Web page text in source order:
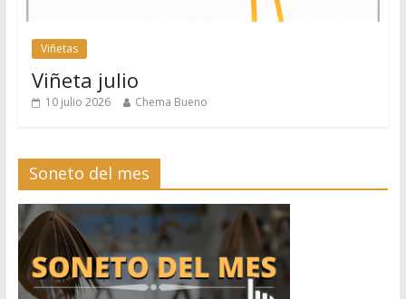
Viñetas
Viñeta julio
10 julio 2026 Chema Bueno
Soneto del mes